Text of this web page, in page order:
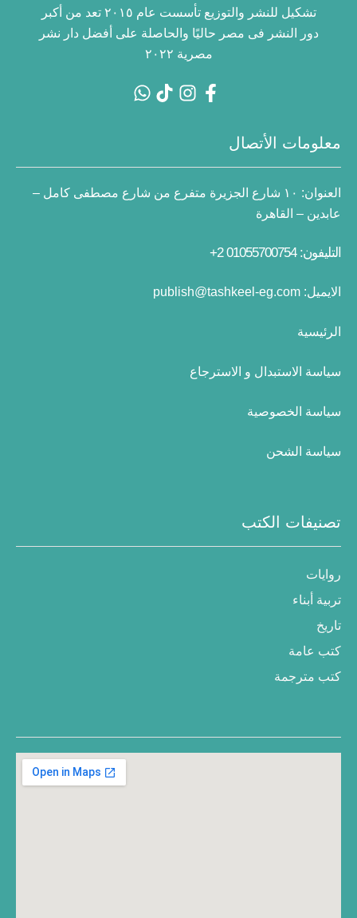
تشكيل للنشر والتوزيع تأسست عام ٢٠١٥ تعد من أكبر
دور النشر فى مصر حاليًا والحاصلة على أفضل دار نشر
مصرية ٢٠٢٢
معلومات الأتصال
العنوان:
١٠ شارع الجزيرة متفرع من شارع مصطفى كامل –
عابدين – القاهرة
التليفون: 01055700754 2+
الايميل: publish@tashkeel-eg.com
الرئيسية
سياسة الاستبدال و الاسترجاع
سياسة الخصوصية
سياسة الشحن
تصنيفات الكتب
روايات
تربية أبناء
تاريخ
كتب عامة
كتب مترجمة